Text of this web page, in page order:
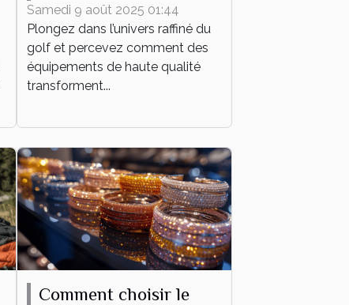
équipements de haute
qualité
Samedi 9 août 2025 01:44
Plongez dans l’univers raffiné du
golf et percevez comment des
équipements de haute qualité
transforment...
Comment choisir le